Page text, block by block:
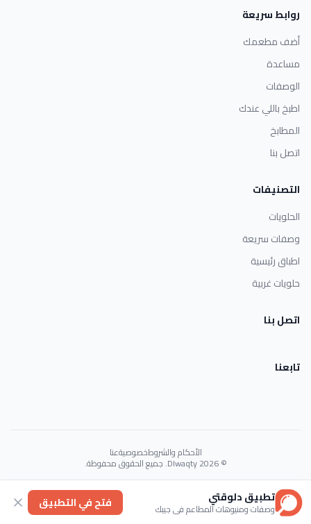
روابط سريعة
أضف مطعمك
مساعدة
الوصفات
اطبخ باللي عندك
المطابخ
اتصل بنا
التصنيفات
الحلويات
وصفات سريعة
اطباق رئيسية
حلويات غربية
اتصل بنا
تابعنا
الأحكام والشروطخصوصيةعنا
© 2026 Dlwaqty. جميع الحقوق محفوظة.
Powered byGAIT
تطبيق دلوقتي
وصفات ومنيوهات المطاعم في جيبك فتح في التطبيق